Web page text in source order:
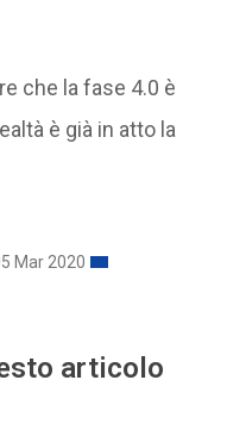
che la fase 4.0 è
è già in atto la
Mar 2020
articolo